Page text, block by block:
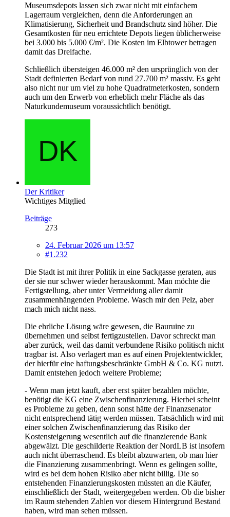
Museumsdepots lassen sich zwar nicht mit einfachem
Lagerraum vergleichen, denn die Anforderungen an
Klimatisierung, Sicherheit und Brandschutz sind höher. Die
Gesamtkosten für neu errichtete Depots liegen üblicherweise
bei 3.000 bis 5.000 €/m². Die Kosten im Elbtower betragen
damit das Dreifache.
Schließlich übersteigen 46.000 m² den ursprünglich von der
Stadt definierten Bedarf von rund 27.700 m² massiv. Es geht
also nicht nur um viel zu hohe Quadratmeterkosten, sondern
auch um den Erwerb von erheblich mehr Fläche als das
Naturkundemuseum voraussichtlich benötigt.
Der Kritiker
Wichtiges Mitglied
Beiträge
273
24. Februar 2026 um 13:57
#1.232
Die Stadt ist mit ihrer Politik in eine Sackgasse geraten, aus
der sie nur schwer wieder herauskommt. Man möchte die
Fertigstellung, aber unter Vermeidung aller damit
zusammenhängenden Probleme. Wasch mir den Pelz, aber
mach mich nicht nass.
Die ehrliche Lösung wäre gewesen, die Bauruine zu
übernehmen und selbst fertigzustellen. Davor schreckt man
aber zurück, weil das damit verbundene Risiko politisch nicht
tragbar ist. Also verlagert man es auf einen Projektentwickler,
der hierfür eine haftungsbeschränkte GmbH & Co. KG nutzt.
Damit entstehen jedoch weitere Probleme;
- Wenn man jetzt kauft, aber erst später bezahlen möchte,
benötigt die KG eine Zwischenfinanzierung. Hierbei scheint
es Probleme zu geben, denn sonst hätte der Finanzsenator
nicht entsprechend tätig werden müssen. Tatsächlich wird mit
einer solchen Zwischenfinanzierung das Risiko der
Kostensteigerung wesentlich auf die finanzierende Bank
abgewälzt. Die geschilderte Reaktion der NordLB ist insofern
auch nicht überraschend. Es bleibt abzuwarten, ob man hier
die Finanzierung zusammenbringt. Wenn es gelingen sollte,
wird es bei dem hohen Risiko aber nicht billig. Die so
entstehenden Finanzierungskosten müssten an die Käufer,
einschließlich der Stadt, weitergegeben werden. Ob die bisher
im Raum stehenden Zahlen vor diesem Hintergrund Bestand
haben, wird man sehen müssen.